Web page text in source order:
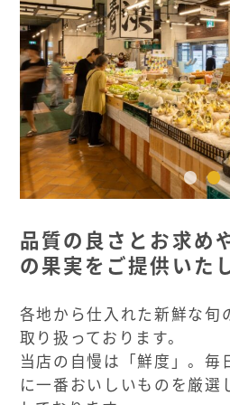
品質の良さとお求め
の果実をご提供いた
各地から仕入れた新鮮な旬
取り扱っております。
当店の自慢は「鮮度」。毎
に一番おいしいものを厳選